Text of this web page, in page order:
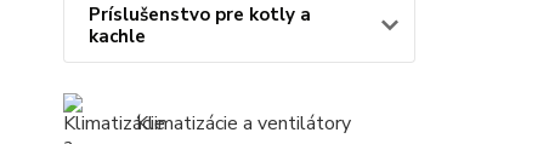
Príslušenstvo pre kotly a
kachle
Klimatizácie a ventilátory